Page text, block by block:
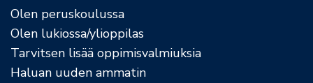
Olen peruskoulussa
Olen lukiossa/ylioppilas
Tarvitsen lisää oppimisvalmiuksia
Haluan uuden ammatin